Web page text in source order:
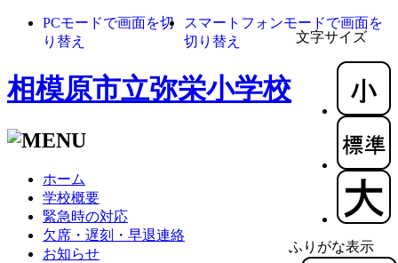
文字サイズ
ふりがな表示
PCモードで画面を切
り替え
スマートフォンモードで画面を
切り替え
相模原市立弥栄小学校
ホーム
学校概要
緊急時の対応
欠席・遅刻・早退連絡
お知らせ